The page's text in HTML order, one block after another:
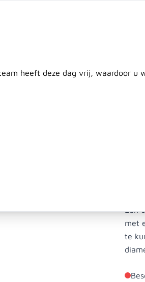
heeft deze dag vrij, waardoor
Een
met
te